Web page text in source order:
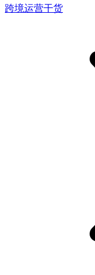
跨境运营干货